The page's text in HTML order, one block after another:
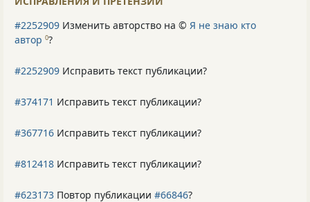
#2252909 Изменить авторство на © Я не знаю кто
автор 0?
#2252909 Исправить текст публикации?
#374171 Исправить текст публикации?
#367716 Исправить текст публикации?
#812418 Исправить текст публикации?
#623173 Повтор публикации #66846?